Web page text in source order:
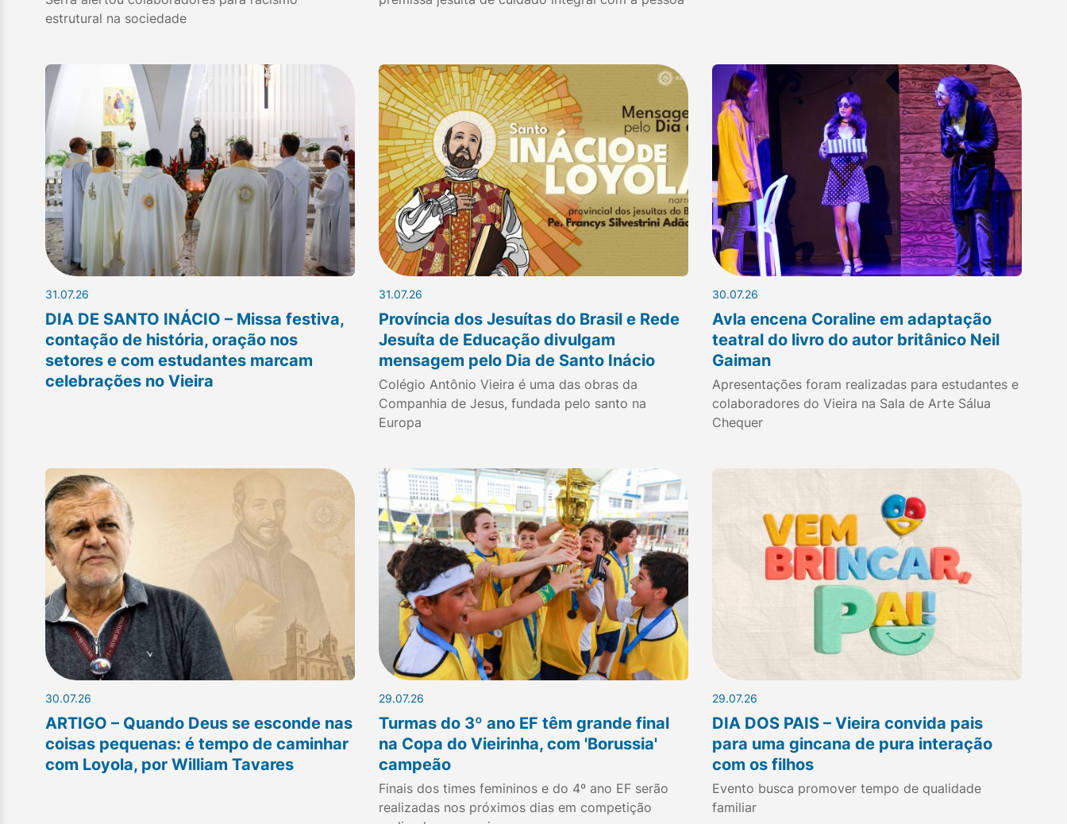
estrutural na sociedade
31.07.26
DIA DE SANTO INÁCIO – Missa festiva,
contação de história, oração nos
setores e com estudantes marcam
celebrações no Vieira
31.07.26
Província dos Jesuítas do Brasil e Rede
Jesuíta de Educação divulgam
mensagem pelo Dia de Santo Inácio
Colégio Antônio Vieira é uma das obras da
Companhia de Jesus, fundada pelo santo na
Europa
30.07.26
Avla encena Coraline em adaptação
teatral do livro do autor britânico Neil
Gaiman
Apresentações foram realizadas para estudantes e
colaboradores do Vieira na Sala de Arte Sálua
Chequer
30.07.26
ARTIGO – Quando Deus se esconde nas
coisas pequenas: é tempo de caminhar
com Loyola, por William Tavares
29.07.26
Turmas do 3º ano EF têm grande final
na Copa do Vieirinha, com 'Borussia'
campeão
Finais dos times femininos e do 4º ano EF serão
realizadas nos próximos dias em competição
29.07.26
DIA DOS PAIS – Vieira convida pais
para uma gincana de pura interação
com os filhos
Evento busca promover tempo de qualidade
familiar